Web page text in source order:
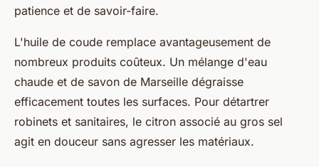
patience et de savoir-faire.
L'huile de coude remplace avantageusement de
nombreux produits coûteux. Un mélange d'eau
chaude et de savon de Marseille dégraisse
efficacement toutes les surfaces. Pour détartrer
robinets et sanitaires, le citron associé au gros sel
agit en douceur sans agresser les matériaux.